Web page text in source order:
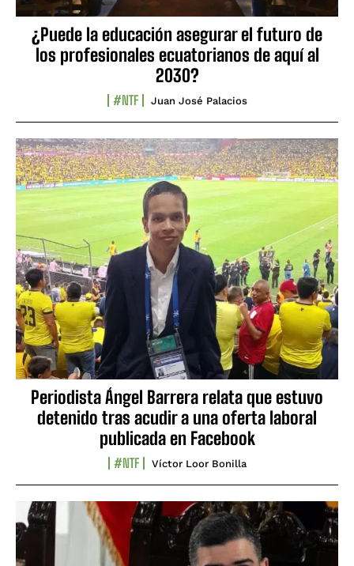
¿Puede la educación asegurar el futuro de
los profesionales ecuatorianos de aquí al
2030?
#NTF Juan José Palacios
Periodista Ángel Barrera relata que estuvo
detenido tras acudir a una oferta laboral
publicada en Facebook
#NTF Víctor Loor Bonilla